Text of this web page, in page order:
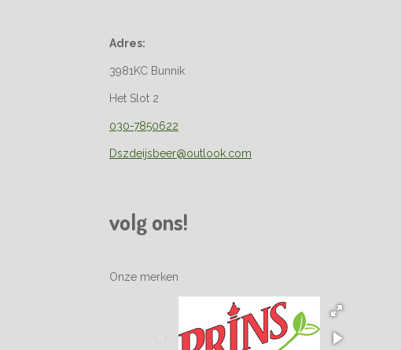
Adres:
3981KC Bunnik
Het Slot 2
030-7850622
Dszdeijsbeer@outlook.com
volg ons!
Onze merken